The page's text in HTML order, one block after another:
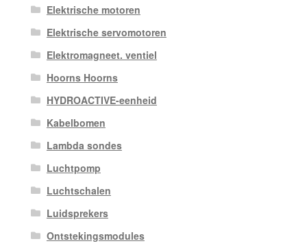
Elektrische motoren
Elektrische servomotoren
Elektromagneet. ventiel
Hoorns Hoorns
HYDROACTIVE-eenheid
Kabelbomen
Lambda sondes
Luchtpomp
Luchtschalen
Luidsprekers
Ontstekingsmodules